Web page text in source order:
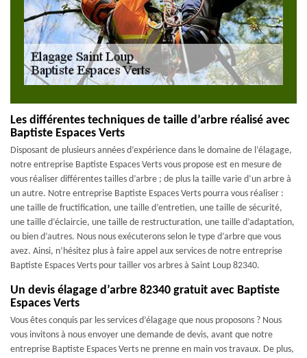
Les différentes techniques de taille d’arbre réalisé avec
Baptiste Espaces Verts
Disposant de plusieurs années d’expérience dans le domaine de l’élagage,
notre entreprise Baptiste Espaces Verts vous propose est en mesure de
vous réaliser différentes tailles d’arbre ; de plus la taille varie d’un arbre à
un autre. Notre entreprise Baptiste Espaces Verts pourra vous réaliser :
une taille de fructification, une taille d’entretien, une taille de sécurité,
une taille d’éclaircie, une taille de restructuration, une taille d’adaptation,
ou bien d’autres. Nous nous exécuterons selon le type d’arbre que vous
avez. Ainsi, n’hésitez plus à faire appel aux services de notre entreprise
Baptiste Espaces Verts pour tailler vos arbres à Saint Loup 82340.
Un devis élagage d’arbre 82340 gratuit avec Baptiste
Espaces Verts
Vous êtes conquis par les services d’élagage que nous proposons ? Nous
vous invitons à nous envoyer une demande de devis, avant que notre
entreprise Baptiste Espaces Verts ne prenne en main vos travaux. De plus,